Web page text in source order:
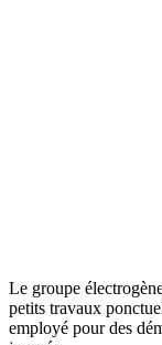
Le groupe
petits travaux
employé pour des